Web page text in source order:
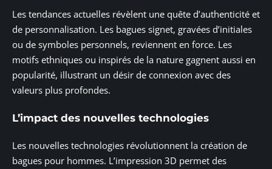
Les tendances actuelles révèlent une quête d’authenticité et
de personnalisation. Les bagues signet, gravées d’initiales
ou de symboles personnels, reviennent en force. Les
motifs ethniques ou inspirés de la nature gagnent aussi en
popularité, illustrant un désir de connexion avec des
valeurs plus profondes.
L’impact des nouvelles technologies
Les nouvelles technologies révolutionnent la création de
bagues pour hommes. L’impression 3D permet des